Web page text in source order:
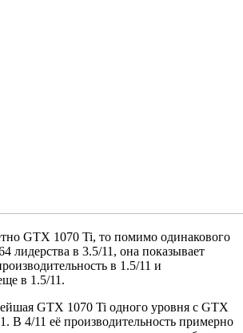
GTX 1070 Ti, то помимо одинакового
лидерства в 3.5/11, она показывает
в 1.5/11 и
в 1.5/11.
GTX 1070 Ti одного уровня с GTX
В 4/11 её производительность примерно